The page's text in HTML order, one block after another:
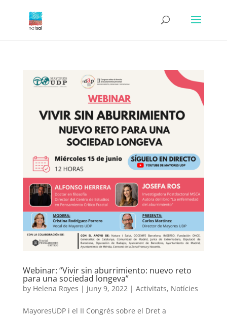
Webinar: “Vivir sin aburrimiento: nuevo reto
para una sociedad longeva”
by Helena Royes | juny 9, 2022| Activitats, Notícies
MayoresUDP i el II Congrés sobre el Dret a